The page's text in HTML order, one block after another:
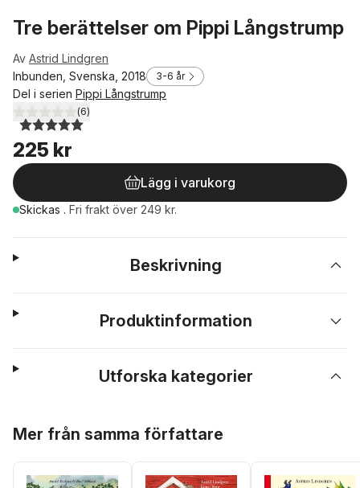
Tre berättelser om Pippi Långstrump
Av Astrid Lindgren
Inbunden, Svenska, 2018
3-6 år
Del i serien Pippi Långstrump
5,0utav 5 stjärnor. Totalt antal röster:
(6)
225 kr
Lägg i varukorg
Skickas . Fri frakt över 249 kr.
Beskrivning
Produktinformation
Utforska kategorier
Mer från samma författare